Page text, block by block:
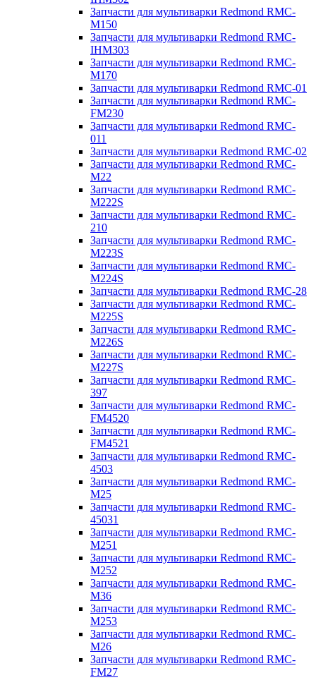
Запчасти для мультиварки Redmond RMC-
M150
Запчасти для мультиварки Redmond RMC-
IHM303
Запчасти для мультиварки Redmond RMC-
M170
Запчасти для мультиварки Redmond RMC-01
Запчасти для мультиварки Redmond RMC-
FM230
Запчасти для мультиварки Redmond RMC-
011
Запчасти для мультиварки Redmond RMC-02
Запчасти для мультиварки Redmond RMC-
M22
Запчасти для мультиварки Redmond RMC-
M222S
Запчасти для мультиварки Redmond RMC-
210
Запчасти для мультиварки Redmond RMC-
M223S
Запчасти для мультиварки Redmond RMC-
M224S
Запчасти для мультиварки Redmond RMC-28
Запчасти для мультиварки Redmond RMC-
M225S
Запчасти для мультиварки Redmond RMC-
M226S
Запчасти для мультиварки Redmond RMC-
M227S
Запчасти для мультиварки Redmond RMC-
397
Запчасти для мультиварки Redmond RMC-
FM4520
Запчасти для мультиварки Redmond RMC-
FM4521
Запчасти для мультиварки Redmond RMC-
4503
Запчасти для мультиварки Redmond RMC-
M25
Запчасти для мультиварки Redmond RMC-
45031
Запчасти для мультиварки Redmond RMC-
M251
Запчасти для мультиварки Redmond RMC-
M252
Запчасти для мультиварки Redmond RMC-
M36
Запчасти для мультиварки Redmond RMC-
M253
Запчасти для мультиварки Redmond RMC-
M26
Запчасти для мультиварки Redmond RMC-
FM27